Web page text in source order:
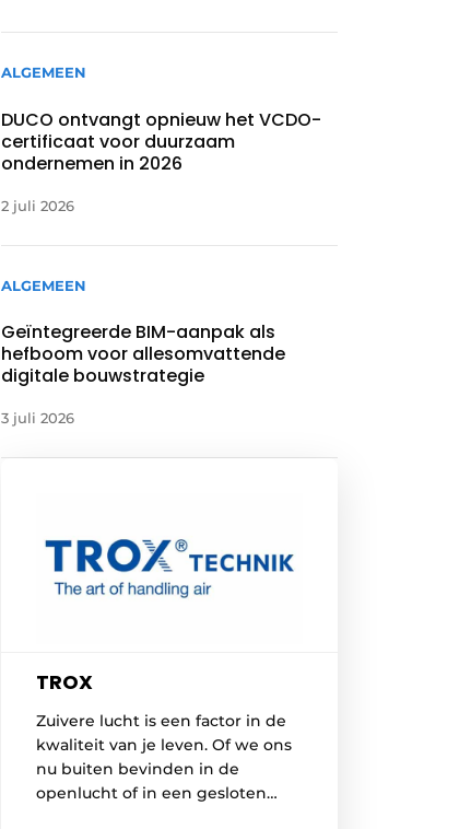
ALGEMEEN
DUCO ontvangt opnieuw het VCDO-
certificaat voor duurzaam
ondernemen in 2026
2 juli 2026
ALGEMEEN
Geïntegreerde BIM-aanpak als
hefboom voor allesomvattende
digitale bouwstrategie
3 juli 2026
TROX
Zuivere lucht is een factor in de
kwaliteit van je leven. Of we ons
nu buiten bevinden in de
openlucht of in een gesloten